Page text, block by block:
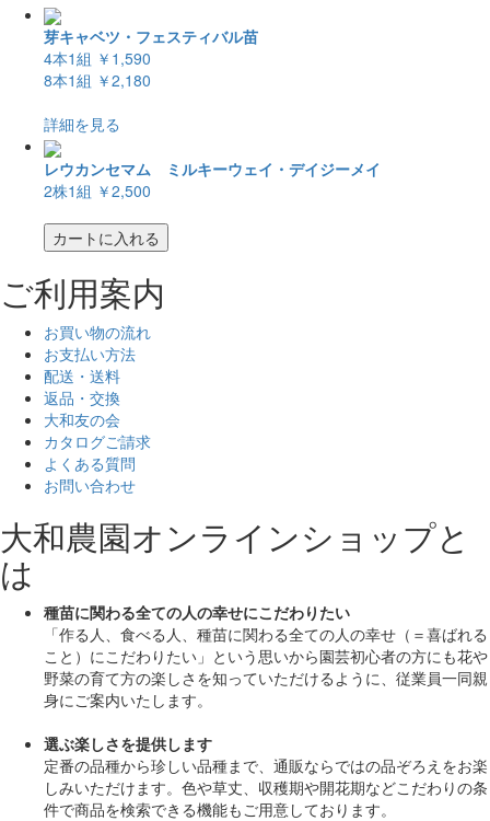
芽キャベツ・フェスティバル苗
4本1組 ￥1,590
8本1組 ￥2,180
詳細を見る
レウカンセマム ミルキーウェイ・デイジーメイ
2株1組 ￥2,500
カートに入れる
ご利用案内
お買い物の流れ
お支払い方法
配送・送料
返品・交換
大和友の会
カタログご請求
よくある質問
お問い合わせ
大和農園オンラインショップと
は
種苗に関わる全ての人の幸せにこだわりたい
「作る人、食べる人、種苗に関わる全ての人の幸せ（＝喜ばれる
こと）にこだわりたい」 という思いから園芸初心者の方にも花や
野菜の育て方の楽しさを知っていただけるように、従業員一同親
身にご案内いたします。
選ぶ楽しさを提供します
定番の品種から珍しい品種まで、通販ならではの品ぞろえをお楽
しみいただけます。色や草丈、収穫期や開花期などこだわりの条
件で商品を検索できる機能もご用意しております。